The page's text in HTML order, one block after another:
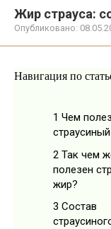
Жир страуса:
Опубликовано:
Навигация по
1 Чем
2 Так чем
полезен
жир?
3 Состав